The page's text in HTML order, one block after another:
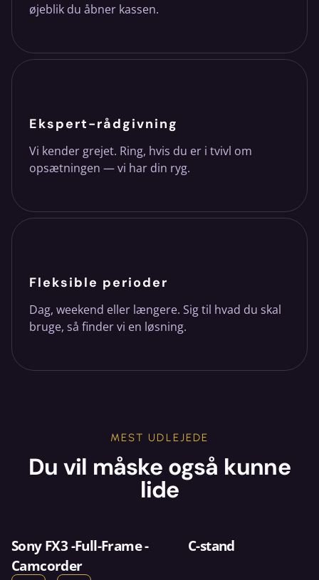
øjeblik du åbner kassen.
Ekspert-rådgivning
Vi kender grejet. Ring, hvis du er i tvivl om
opsætningen — vi har din ryg.
Fleksible perioder
Dag, weekend eller længere. Sig til hvad du skal
bruge, så finder vi en løsning.
MEST UDLEJEDE
Du vil måske også kunne
lide
Sony FX3 -Full-Frame -
Camcorder
C-stand